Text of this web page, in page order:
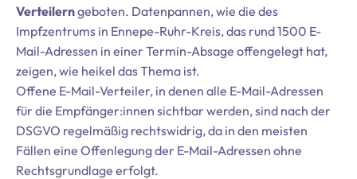
Verteilerngeboten. Datenpannen, wie die des
Impfzentrums in Ennepe-Ruhr-Kreis, das rund 1500 E-
Mail-Adressen in einer Termin-Absage offengelegt hat,
zeigen, wie heikel das Thema ist.
Offene E-Mail-Verteiler, in denen alle E-Mail-Adressen
für die Empfänger:innen sichtbar werden, sind nach der
DSGVO regelmäßig rechtswidrig, da in den meisten
Fällen eine Offenlegung der E-Mail-Adressen ohne
Rechtsgrundlage erfolgt.